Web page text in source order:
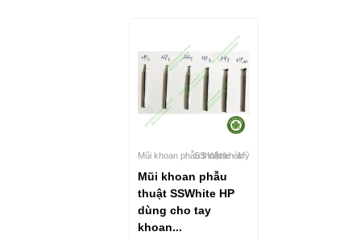
Mũi khoan phẫu thuật khác
SS White - Mỹ
Mũi khoan phẫu
thuật SSWhite HP
dùng cho tay
khoan...